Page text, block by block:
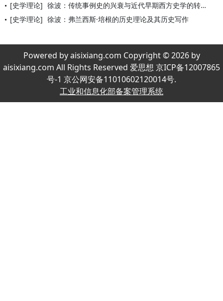
[史学理论] 徐波：传统事例史的兴衰与近代早期西方史学的转变
[史学理论] 徐波：弗兰西斯·培根的历史理论及其历史写作
Powered by aisixiang.com Copyright © 2026 by
aisixiang.com All Rights Reserved 爱思想 京ICP备12007865
号-1 京公网安备11010602120014号.
工业和信息化部备案管理系统